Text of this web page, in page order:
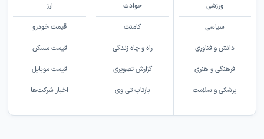
ورزشی
سیاسی
دانش و فناوری
فرهنگی و هنری
پزشکی و سلامت
حوادث
کامنت
راه و چاه زندگی
گزارش تصویری
بازتاب تی وی
ارز
قیمت خودرو
قیمت مسکن
قیمت موبایل
اخبار شرکت‌ها